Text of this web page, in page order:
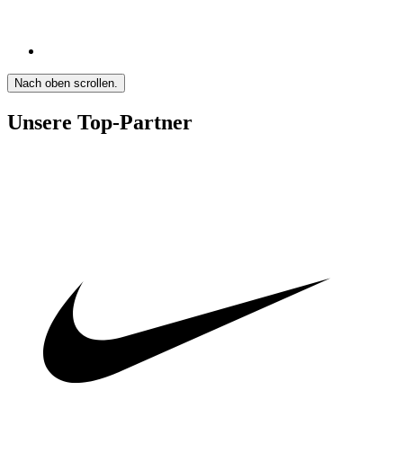
Nach oben scrollen.
Unsere Top-Partner